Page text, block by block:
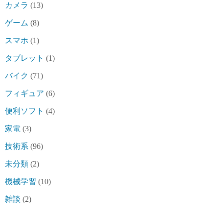
カメラ (13)
ゲーム (8)
スマホ (1)
タブレット (1)
バイク (71)
フィギュア (6)
便利ソフト (4)
家電 (3)
技術系 (96)
未分類 (2)
機械学習 (10)
雑談 (2)